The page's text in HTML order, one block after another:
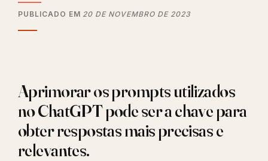
PUBLICADO EM 20 DE NOVEMBRO DE 2023
Aprimorar os prompts utilizados
no ChatGPT pode ser a chave para
obter respostas mais precisas e
relevantes.